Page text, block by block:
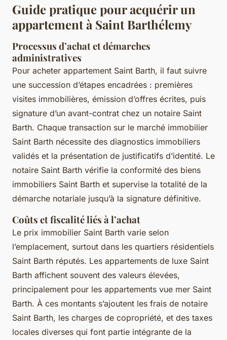
Guide pratique pour acquérir un
appartement à Saint Barthélemy
Processus d’achat et démarches
administratives
Pour acheter appartement Saint Barth, il faut suivre
une succession d’étapes encadrées : premières
visites immobilières, émission d’offres écrites, puis
signature d’un avant-contrat chez un notaire Saint
Barth. Chaque transaction sur le marché immobilier
Saint Barth nécessite des diagnostics immobiliers
validés et la présentation de justificatifs d’identité. Le
notaire Saint Barth vérifie la conformité des biens
immobiliers Saint Barth et supervise la totalité de la
démarche notariale jusqu’à la signature définitive.
Coûts et fiscalité liés à l’achat
Le prix immobilier Saint Barth varie selon
l’emplacement, surtout dans les quartiers résidentiels
Saint Barth réputés. Les appartements de luxe Saint
Barth affichent souvent des valeurs élevées,
principalement pour les appartements vue mer Saint
Barth. À ces montants s’ajoutent les frais de notaire
Saint Barth, les charges de copropriété, et des taxes
locales diverses qui font partie intégrante de la